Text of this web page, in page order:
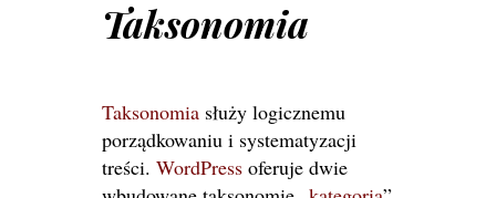
Taksonomia
Taksonomia służy logicznemu
porządkowaniu i systematyzacji
treści. WordPress oferuje dwie